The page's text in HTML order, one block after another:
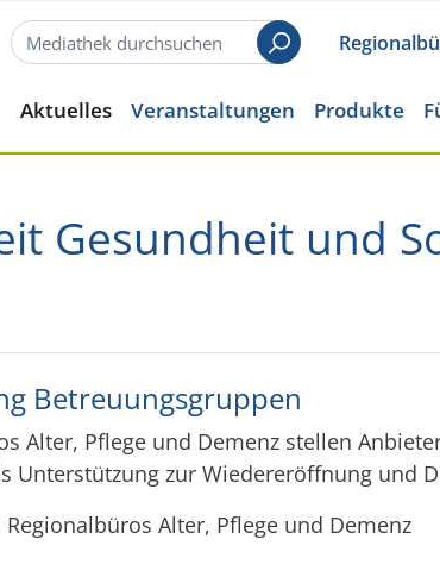
Suchen
Aktuelles Veranstaltungen Produkte
Gesundheit und
Betreuungsgruppen
Alter, Pflege und Demenz stellen
Unterstützung zur Wiedereröffnung und
Regionalbüros Alter, Pflege und Demenz